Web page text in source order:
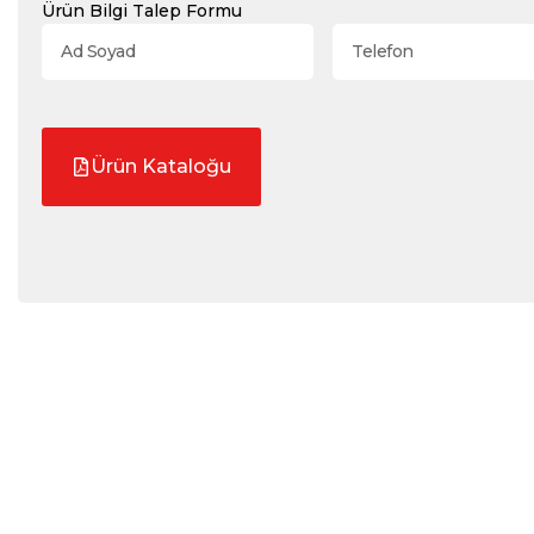
Ürün Bilgi Talep Formu
Ürün Kataloğu